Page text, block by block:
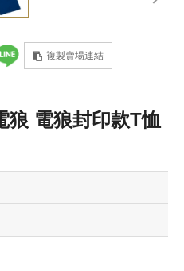
複製賣場連結
電狼封印款T恤